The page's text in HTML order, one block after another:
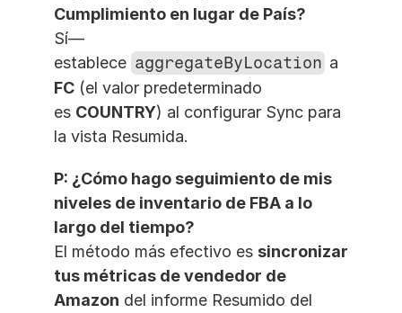
Cumplimiento en lugar de País?
Sí—
establece aggregateByLocation a
FC (el valor predeterminado
es COUNTRY) al configurar Sync para
la vista Resumida.
P: ¿Cómo hago seguimiento de mis
niveles de inventario de FBA a lo
largo del tiempo?
El método más efectivo es sincronizar
tus métricas de vendedor de
Amazon del informe Resumido del